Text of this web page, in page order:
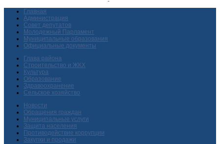
Главная
Администрация
Совет депутатов
Молодежный Парламент
Муниципальные образования
Официальные документы
Глава района
Строительство и ЖКХ
Культура
Образование
Здравоохранение
Сельское хозяйство
Новости
Обращения граждан
Муниципальные услуги
Защита населения
Противодействие коррупции
Закупки и продажи